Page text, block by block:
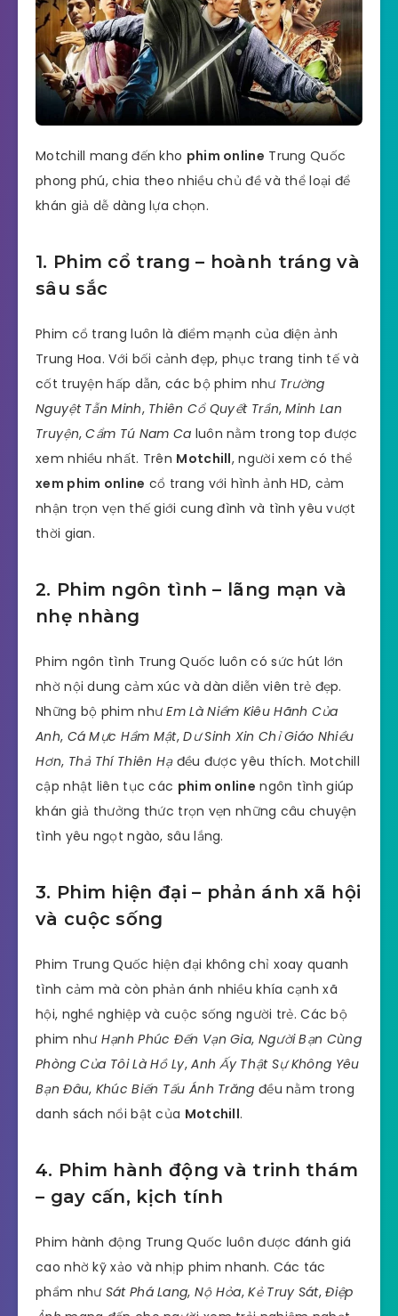
Motchill mang đến kho phim online Trung Quốc
phong phú, chia theo nhiều chủ đề và thể loại để
khán giả dễ dàng lựa chọn.
1. Phim cổ trang – hoành tráng và
sâu sắc
Phim cổ trang luôn là điểm mạnh của điện ảnh
Trung Hoa. Với bối cảnh đẹp, phục trang tinh tế và
cốt truyện hấp dẫn, các bộ phim như Trường
Nguyệt Tẫn Minh, Thiên Cổ Quyết Trần,Minh Lan
Truyện,Cẩm Tú Nam Ca luôn nằm trong top được
xem nhiều nhất. Trên Motchill, người xem có thể
xem phim online cổ trang với hình ảnh HD, cảm
nhận trọn vẹn thế giới cung đình và tình yêu vượt
thời gian.
2. Phim ngôn tình – lãng mạn và
nhẹ nhàng
Phim ngôn tình Trung Quốc luôn có sức hút lớn
nhờ nội dung cảm xúc và dàn diễn viên trẻ đẹp.
Những bộ phim nhưEm Là Niềm Kiêu Hãnh Của
Anh, Cá Mực Hầm Mật,Dư Sinh Xin Chỉ Giáo Nhiều
Hơn, Thả Thí Thiên Hạđều được yêu thích. Motchill
cập nhật liên tục các phim online ngôn tình giúp
khán giả thưởng thức trọn vẹn những câu chuyện
tình yêu ngọt ngào, sâu lắng.
3. Phim hiện đại – phản ánh xã hội
và cuộc sống
Phim Trung Quốc hiện đại không chỉ xoay quanh
tình cảm mà còn phản ánh nhiều khía cạnh xã
hội, nghề nghiệp và cuộc sống người trẻ. Các bộ
phim như Hạnh Phúc Đến Vạn Gia, Người Bạn Cùng
Phòng Của Tôi Là Hồ Ly,Anh Ấy Thật Sự Không Yêu
Bạn Đâu, Khúc Biến Tấu Ánh Trăng đều nằm trong
danh sách nổi bật của Motchill.
4. Phim hành động và trinh thám
– gay cấn, kịch tính
Phim hành động Trung Quốc luôn được đánh giá
cao nhờ kỹ xảo và nhịp phim nhanh. Các tác
phẩm như Sát Phá Lang, Nộ Hỏa,Kẻ Truy Sát,Điệp